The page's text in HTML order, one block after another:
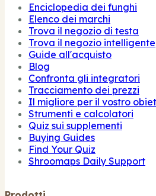
Enciclopedia dei funghi
Elenco dei marchi
Trova il negozio di testa
Trova il negozio intelligente
Guide all'acquisto
Blog
Confronta gli integratori
Tracciamento dei prezzi
Il migliore per il vostro
Strumenti e calcolatori
Quiz sui supplementi
Buying Guides
Find Your Quiz
Shroomaps Daily Support